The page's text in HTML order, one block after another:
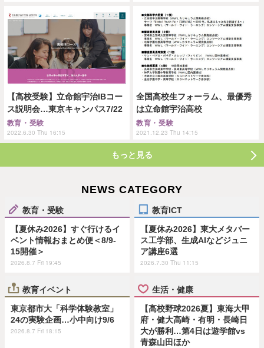
【高校受験】立命館宇治IBコー
ス説明会…東京キャンパス7/22
教育・受験
2022.6.30 Thu 16:15
全国高校生フォーラム、最優秀
は立命館宇治高校
教育・受験
2021.12.23 Thu 14:15
もっと見る
NEWS CATEGORY
教育・受験
【夏休み2026】すぐ行けるイ
ベント情報おまとめ便＜8/9-
15開催＞
2026.8.7 Fri 19:45
教育ICT
【夏休み2026】東大メタバー
ス工学部、生成AIなどジュニ
ア講座6選
2026.7.30 Thu 11:15
教育イベント
東京都市大「科学体験教室」
24の実験企画…小中向け9/6
2026.8.7 Fri 18:15
生活・健康
【高校野球2026夏】東海大甲
府・健大高崎・有明・長崎日
大が勝利…第4日は遊学館vs
青森山田ほか